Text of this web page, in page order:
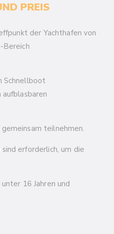
PREIS
der Yachthafen von
Bereich
Schnellboot
aufblasbaren
teilnehmen.
erforderlich, um die
16 Jahren und